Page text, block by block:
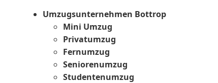
Umzugsunternehmen Bottrop
Mini Umzug
Privatumzug
Fernumzug
Seniorenumzug
Studentenumzug